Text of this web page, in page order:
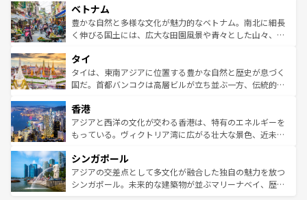
参照してほしい。
容にもいいと評判のスイーツなど、バラエティ豊かな料理
が味わえる。 なお、新着の台湾情報は コンテンツ一覧を参
照してほしい。
き、地方に足を延ばせば四季折々の自然美を楽しむことが
できる。そして、キムチや焼肉、絶品のストリートフード
まで、さまざまな韓国料理が待っている。夜には、韓国な
リティに包まれながら、韓国の多彩な魅力を心ゆくまで味
わってみてほしい。 なお、新着の韓国情報はコンテンツ一
覧を参照してほしい。
ベトナム
豊かな自然と多様な文化が魅力的なベトナム。南北に細長
く伸びる国土には、広大な田園風景や青々とした山々、世
急速な発展と共に伝統が息づく。ハノイの古い町並みやホ
ーチミン市のフランス統治時代の建物も、独特の雰囲気を
醸し出している。また、バラエティの豊かさとおいしさで
とつ。フォーやバインミー、ベトナムコーヒーなどは、ぜ
ひ現地で味わいたい。どの地域を訪れてもあたたかい人々
が旅行者を迎えてくれるので、きっと忘れられない旅にな
参照してほしい。
タイ
タイは、東南アジアに位置する豊かな自然と歴史が息づく
国だ。首都バンコクは高層ビルが立ち並ぶ一方、伝統的な
の活気が交差している。北部ではチェンマイなどの山岳地
帯で自然と触れ合い、南部ではプーケットやクラビの美し
いビーチでリゾート気分を楽しむことができる。タイ料理
激する。気候は一年中温暖で、どの季節にも異なる楽しみ
が待っている。親しみやすいタイの人々、仏教を中心とし
た文化、そして多様な観光資源が、訪れる旅人を魅了し続
香港
アジアと西洋の文化が交わる香港は、特有のエネルギーを
もっている。ヴィクトリア湾に広がる壮大な景色、近未来
み、どこを訪れても感動するはず。観光スポットが密集し
ており、効率よく見どころを回れるのも魅力。息をのむよ
うな絶景から文化的な体験まで、香港を存分に楽しみ尽く
シンガポール
アジアの交差点として多文化が融合した独自の魅力を放つ
シンガポール。未来的な建築物が並ぶマリーナベイ、歴史